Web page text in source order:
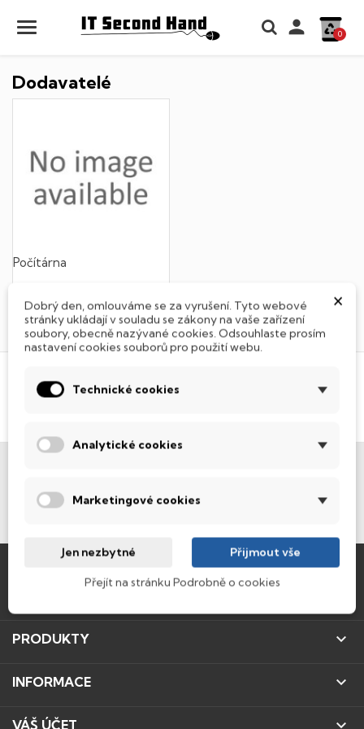
 0
Dodavatelé
Počítárna
ZOBRAZIT PRODUKTY
PRODUKTY 
INFORMACE 
VÁŠ ÚČET
×
Dobrý den, omlouváme se za vyrušení. Tyto webové
stránky ukládají v souladu se zákony na vaše zařízení
soubory, obecně nazývané cookies. Odsouhlaste prosím
nastavení cookies souborů pro použití webu.
Technické cookies
Analytické cookies
Marketingové cookies
Jen nezbytné Přijmout vše
Přejít na stránku Podrobně o cookies